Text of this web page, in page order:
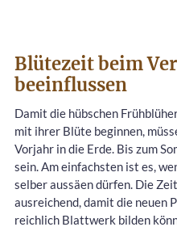
Blütezeit beim
beeinflussen
Damit die hübschen
mit ihrer Blüte beginnen,
Vorjahr in die Erde. Bis zum
sein. Am einfachsten ist es,
selber aussäen dürfen. Die
ausreichend, damit die neuen
reichlich Blattwerk bilden